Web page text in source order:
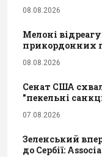
08.08.2026
Мелоні
прикордонних
08.08.2026
Сенат США
"пекельні
07.08.2026
Зеленський
до Сербії: